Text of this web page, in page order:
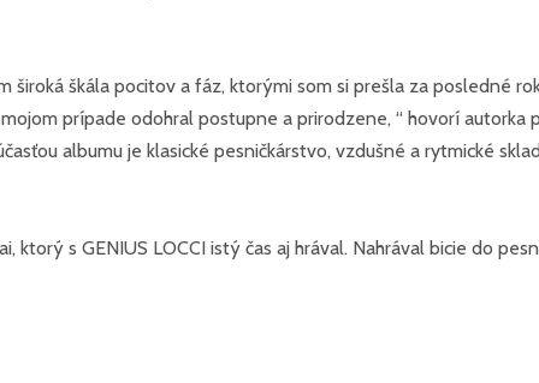
škála pocitov a fáz, ktorými som si prešla za posledné
prípade odohral postupne a prirodzene, “ hovorí autorka
albumu je klasické pesničkárstvo, vzdušné a rytmické
s GENIUS LOCCI istý čas aj hrával. Nahrával bicie do